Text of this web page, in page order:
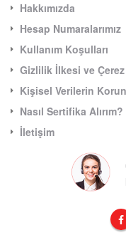
Hakkımızda
Hesap Numaralarımız
Kullanım Koşulları
Gizlilik İlkesi ve
Kişisel Verilerin
Nasıl Sertifika Alırım?
İletişim